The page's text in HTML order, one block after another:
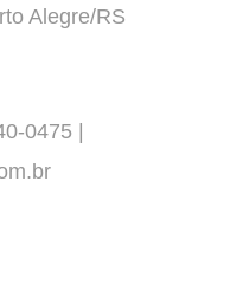
Alegre/RS
0475 |